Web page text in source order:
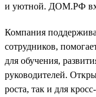
и уютной. ДОМ.РФ
Компания
сотрудников,
для обучения,
руководителей.
роста, так и для